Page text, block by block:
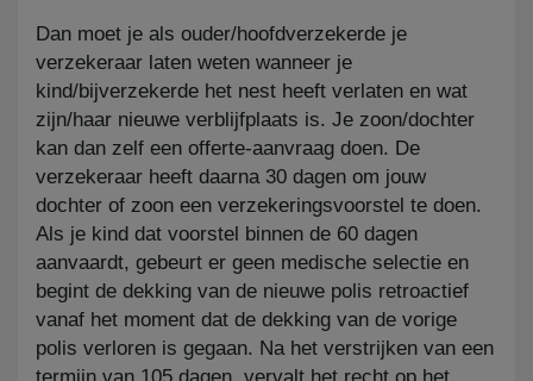
Dan moet je als ouder/hoofdverzekerde je
verzekeraar laten weten wanneer je
kind/bijverzekerde het nest heeft verlaten en wat
zijn/haar nieuwe verblijfplaats is. Je zoon/dochter
kan dan zelf een offerte-aanvraag doen. De
verzekeraar heeft daarna 30 dagen om jouw
dochter of zoon een verzekeringsvoorstel te doen.
Als je kind dat voorstel binnen de 60 dagen
aanvaardt, gebeurt er geen medische selectie en
begint de dekking van de nieuwe polis retroactief
vanaf het moment dat de dekking van de vorige
polis verloren is gegaan. Na het verstrijken van een